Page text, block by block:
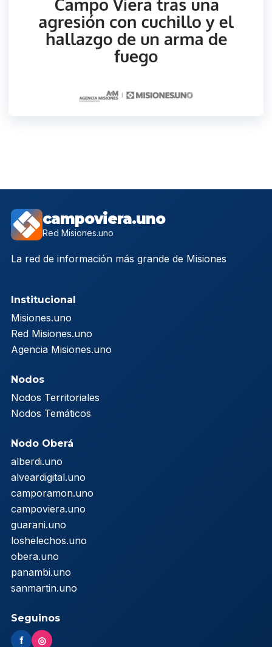
campoviera.uno
Red Misiones.uno
La red de información más grande de Misiones
Institucional
Misiones.uno
Red Misiones.uno
Agencia Misiones.uno
Nodos
Nodos Territoriales
Nodos Temáticos
Nodo Oberá
alberdi.uno
alveardigital.uno
camporamon.uno
campoviera.uno
guarani.uno
loshelechos.uno
obera.uno
panambi.uno
sanmartin.uno
Seguinos
f ◎